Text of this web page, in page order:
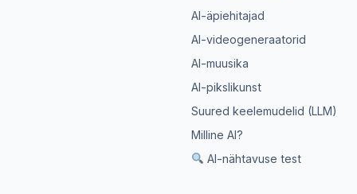
AI-äpiehitajad
AI-videogeneraatorid
AI-muusika
AI-pikslikunst
Suured keelemudelid (LLM)
Milline AI?
AI-nähtavuse test